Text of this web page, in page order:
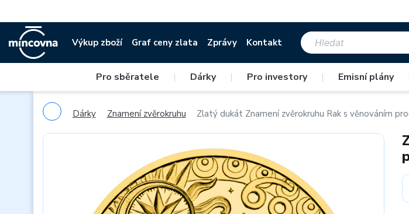
Výkup zboží Graf ceny zlata Zprávy Kontakt
Pro sběratele | Dárky | Pro investory | Emisní plány
Dárky Znamení zvěrokruhu Zlatý dukát Znamení zvěrokruhu Rak s věnováním